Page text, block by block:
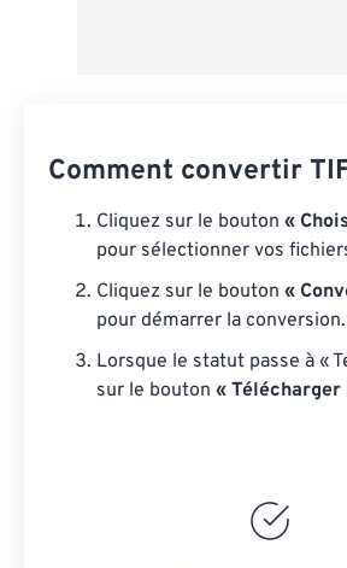
Comment convertir
Cliquez sur le bouton «
pour sélectionner vos
Cliquez sur le bouton «
pour démarrer la conversion.
Lorsque le statut passe à «
sur le bouton « Télécharger